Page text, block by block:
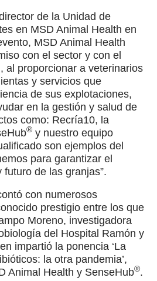
de la Unidad de
en MSD Animal Health en
MSD Animal Health
con el sector y con el
al proporcionar a veterinarios
y servicios que
de sus explotaciones,
en la gestión y salud de
como: Recría10, la
® y nuestro equipo
son ejemplos del
para garantizar el
de las granjas”.
con numerosos
prestigio entre los que
Moreno, investigadora
del Hospital Ramón y
impartió la ponencia ‘La
la otra pandemia’,
Animal Health y SenseHub®.